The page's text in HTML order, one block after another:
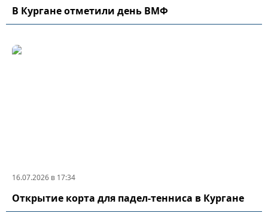
В Кургане отметили день ВМФ
16.07.2026 в 17:34
Открытие корта для падел-тенниса в Кургане